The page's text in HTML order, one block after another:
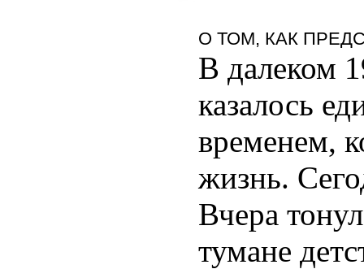
О ТОМ, КАК
В далеком
казалось
временем,
жизнь.
Вчера
тумане